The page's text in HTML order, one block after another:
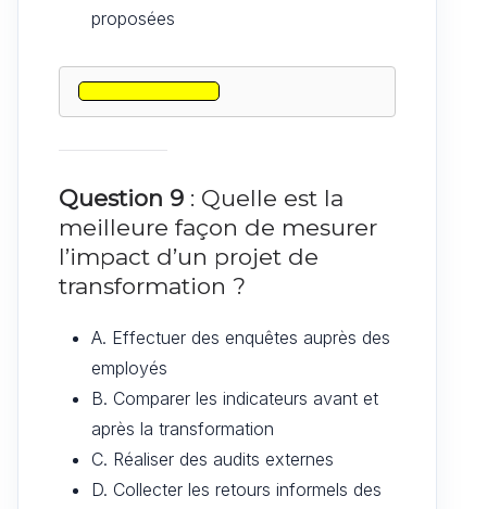
proposées
Question 9 : Quelle est la
meilleure façon de mesurer
l’impact d’un projet de
transformation ?
A. Effectuer des enquêtes auprès des
employés
B. Comparer les indicateurs avant et
après la transformation
C. Réaliser des audits externes
D. Collecter les retours informels des